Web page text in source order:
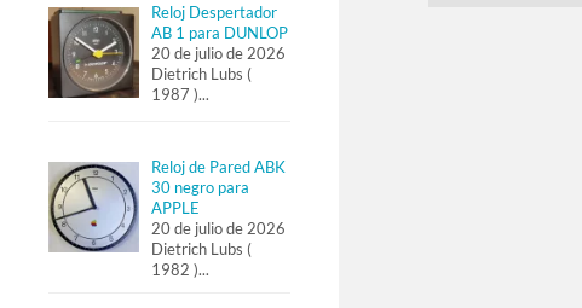
Reloj Despertador
AB 1 para DUNLOP
20 de julio de 2026
Dietrich Lubs (
1987 )...
Reloj de Pared ABK
30 negro para
APPLE
20 de julio de 2026
Dietrich Lubs (
1982 )...